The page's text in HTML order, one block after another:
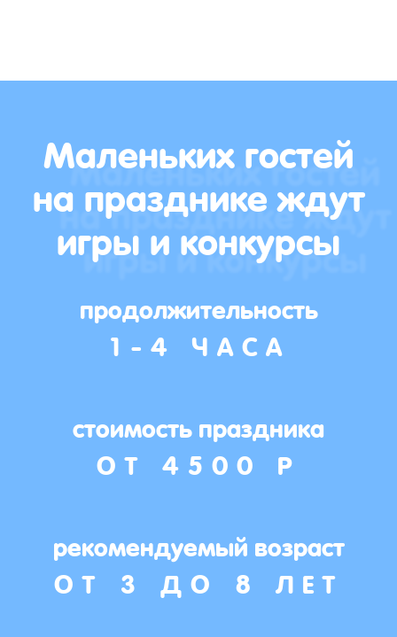
Маленьких гостей
на празднике ждут
игры и конкурсы
продолжительность
1-4 ЧАСА
стоимость праздника
ОТ 4500 Р
рекомендуемый возраст
ОТ 3 ДО 8 ЛЕТ